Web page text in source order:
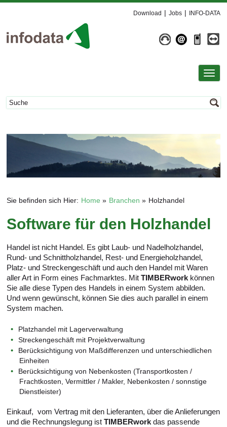
Download Jobs INFO-DATA
Sie befinden sich Hier: Home Branchen Holzhandel
Software für den Holzhandel
Handel ist nicht Handel. Es gibt Laub- und Nadelholzhandel,
Rund- und Schnittholzhandel, Rest- und Energieholzhandel,
Platz- und Streckengeschäft und auch den Handel mit Waren
aller Art in Form eines Fachmarktes. MitTIMBERwork können
Sie alle diese Typen des Handels in einem System abbilden.
Und wenn gewünscht, können Sie dies auch parallel in einem
System machen.
Platzhandel mit Lagerverwaltung
Streckengeschäft mit Projektverwaltung
Berücksichtigung von Maßdifferenzen und unterschiedlichen
Einheiten
Berücksichtigung von Nebenkosten (Transportkosten /
Frachtkosten, Vermittler / Makler, Nebenkosten / sonnstige
Dienstleister)
Einkauf, vom Vertrag mit den Lieferanten, über die Anlieferungen
und die Rechnungslegung istTIMBERworkdas passende